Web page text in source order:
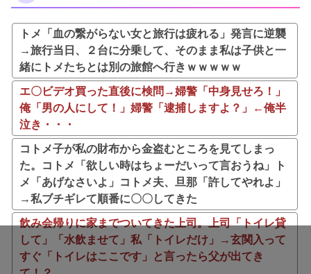
トメ「血の繋がらない女と旅行は疲れる」発言に逆襲
→旅行当日、２台に分乗して、そのまま私は子供と一
緒にトメたちとは別の旅館へ行きｗｗｗｗｗ
エ〇ビデオ買った直後に検問→婦警「中身見せろ！」
俺「男の人にして！」婦警「逮捕しますよ？」←俺半
泣き・・・
コトメ子が私の財布から金盗むところを見てしまっ
た。コトメ「欲しい時はちょーだいって言おうね」ト
メ「あげなさいよ」コトメ夫、旦那「許してやれよ」
→私ブチギレて順番に〇〇してきた
飲み会帰りに家までついてきた上司。上司「トイレ貸
して」「水飲ませて」私「トイレだけ」→玄関入って
すぐ「トイレはここです」と言ったら父が出てき